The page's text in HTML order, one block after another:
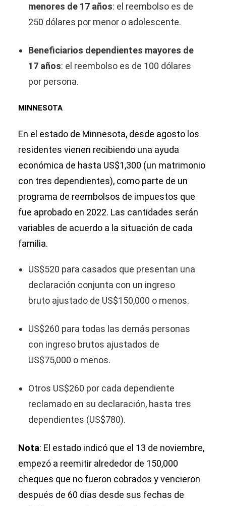
menores de 17 años: el reembolso es de
250 dólares por menor o adolescente.
Beneficiarios dependientes mayores de
17 años: el reembolso es de 100 dólares
por persona.
MINNESOTA
En el estado de Minnesota, desde agosto los
residentes vienen recibiendo una ayuda
económica de hasta US$1,300 (un matrimonio
con tres dependientes), como parte de un
programa de reembolsos de impuestos que
fue aprobado en 2022. Las cantidades serán
variables de acuerdo a la situación de cada
familia.
US$520 para casados que presentan una
declaración conjunta con un ingreso
bruto ajustado de US$150,000 o menos.
US$260 para todas las demás personas
con ingreso brutos ajustados de
US$75,000 o menos.
Otros US$260 por cada dependiente
reclamado en su declaración, hasta tres
dependientes (US$780).
Nota: El estado indicó que el 13 de noviembre,
empezó a reemitir alrededor de 150,000
cheques que no fueron cobrados y vencieron
después de 60 días desde sus fechas de